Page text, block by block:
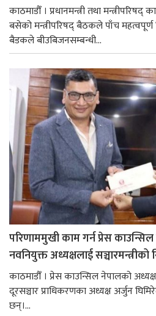
काठमाडौँ । प्रधानमन्त्री तथा मन्त्रीपरिषद्
बसेको मन्त्रीपरिषद् बैठकले पाँच
बैडकले बीउबिजनसम्बन्धी...
परिणाममुखी काम गर्न प्रेस काउन्सिल
नवनियुक्त अध्यक्षलाई सञ्चारमन्त्रीको
काठमाडौँ । प्रेस काउन्सिल नेपालको
दूरसञ्चार प्राधिकरणका अध्यक्ष अर्जुन
छन्।...